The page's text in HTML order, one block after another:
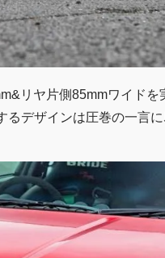
リヤ片側85mmワイドを
デザインは圧巻の一言に